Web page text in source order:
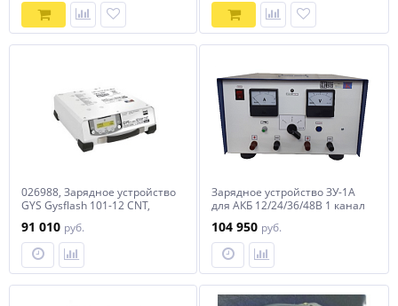
026988, Зарядное устройство
GYS Gysflash 101-12 CNT,
литиевых аккумуляторов
91 010 руб.
Зарядное устройство ЗУ-1А
для АКБ 12/24/36/48В 1 канал
104 950 руб.